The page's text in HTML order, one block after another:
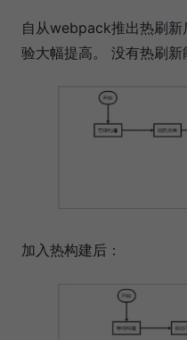
自从webpack推出热刷新
验大幅提高。 没有热刷
加入热构建后：